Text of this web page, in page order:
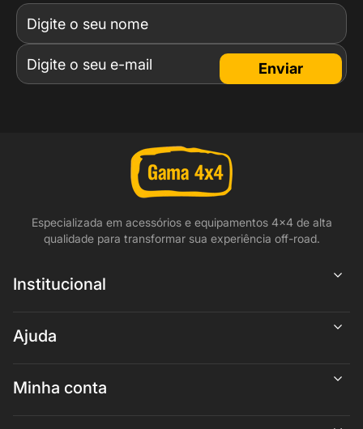
Enviar
Especializada em acessórios e equipamentos 4x4 de alta
qualidade para transformar sua experiência off-road.
Institucional
Ajuda
Minha conta